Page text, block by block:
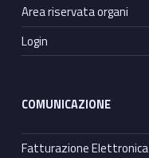
Area riservata organi
Login
COMUNICAZIONE
Fatturazione Elettronica